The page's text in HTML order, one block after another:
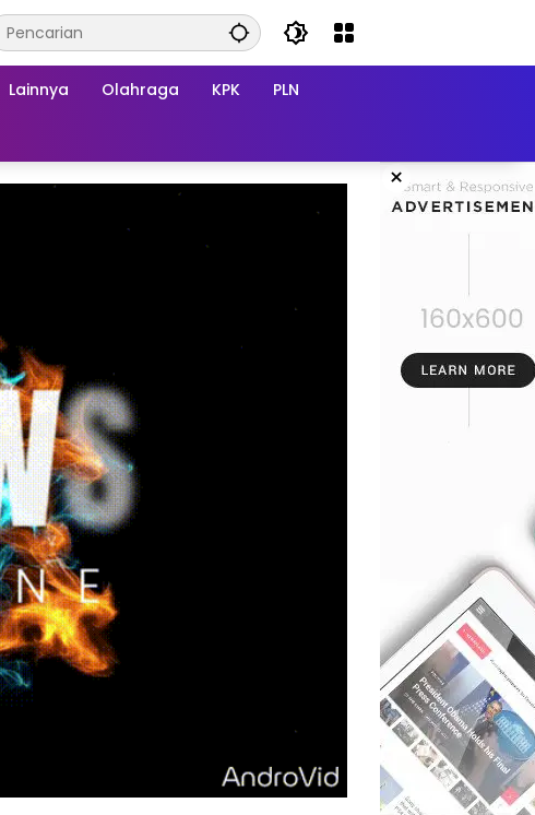
Lainnya Olahraga KPK PLN
×